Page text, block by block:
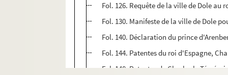
Fol. 126. Requête de la ville de Dole
Fol. 130. Manifeste de la ville de Dole
Fol. 140. Déclaration du prince
Fol. 144. Patentes du roi d'Espagne,
Fol. 148. Patentes de Charles le